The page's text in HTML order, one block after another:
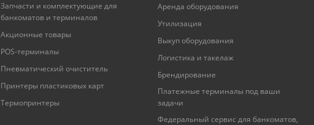
Запчасти и комплектующие для
банкоматов и терминалов
Акционные товары
POS-терминалы
Пневматический очиститель
Принтеры пластиковых карт
Термопринтеры
Аренда оборудования
Утилизация
Выкуп оборудования
Логистика и такелаж
Брендирование
Платежные терминалы под ваши
задачи
Федеральный сервис для банкоматов,